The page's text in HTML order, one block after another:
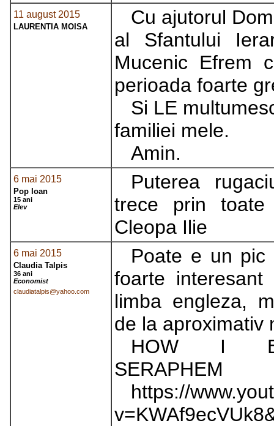
11 august 2015
LAURENTIA MOISA
Cu ajutorul
al Sfantului
Mucenic Efrem
perioada foarte
Si LE
familiei mele.
Amin.
6 mai 2015
Pop Ioan
15 ani
Elev
Puterea
trece prin
Cleopa Ilie
6 mai 2015
Claudia Talpis
36 ani
Economist
claudiatalpis@yahoo.com
Poate e un
foarte
limba engleza,
de la aproximativ
HOW I
SERAPHEM
https://